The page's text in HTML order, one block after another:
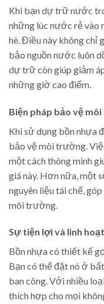
Khi bạn dự trữ nước
những lúc nước rẻ vào
hè. Điều này không chỉ
bảo nguồn nước luôn
dự trữ còn giúp giảm
những giờ cao điểm.
Biện pháp bảo vệ
Khi sử dụng bồn nhựa
bảo vệ môi trường.
một cách thông minh
giá này. Hơn nữa, một
nguyên liệu tái chế,
môi trường.
Sự tiện lợi và linh hoạt
Bồn nhựa có thiết kế
Bạn có thể đặt nó ở
ban công. Với nhiều
thích hợp cho mọi